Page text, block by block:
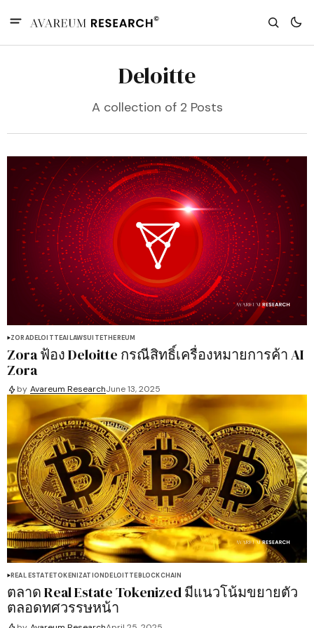
Deloitte
A collection of 2 Posts
ZORADELOITTEAILAWSUITETHEREUM
Zora ฟ้อง Deloitte กรณีสิทธิ์เครื่องหมายการค้า AI
Zora
by Avareum ResearchJune 13, 2025
REAL ESTATETOKENIZATIONDELOITTEBLOCKCHAIN
ตลาด Real Estate Tokenized มีแนวโน้มขยายตัว
ตลอดทศวรรษหน้า